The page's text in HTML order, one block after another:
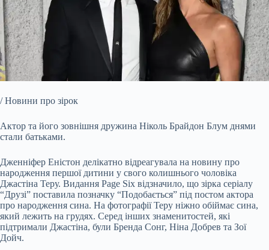
/ Новини про зірок
Актор та його зовнішня дружина Ніколь Брайдон Блум днями
стали батьками.
Дженніфер Еністон делікатно відреагувала на новину про
народження першої дитини у свого колишнього чоловіка
Джастіна Теру. Видання Page Six відзначило, що зірка серіалу
“Друзі” поставила позначку “Подобається” під постом актора
про народження сина. На фотографії Теру ніжно обіймає сина,
який лежить на грудях. Серед інших знаменитостей, які
підтримали Джастіна, були Бренда Сонг, Ніна Добрев та Зої
Дойч.